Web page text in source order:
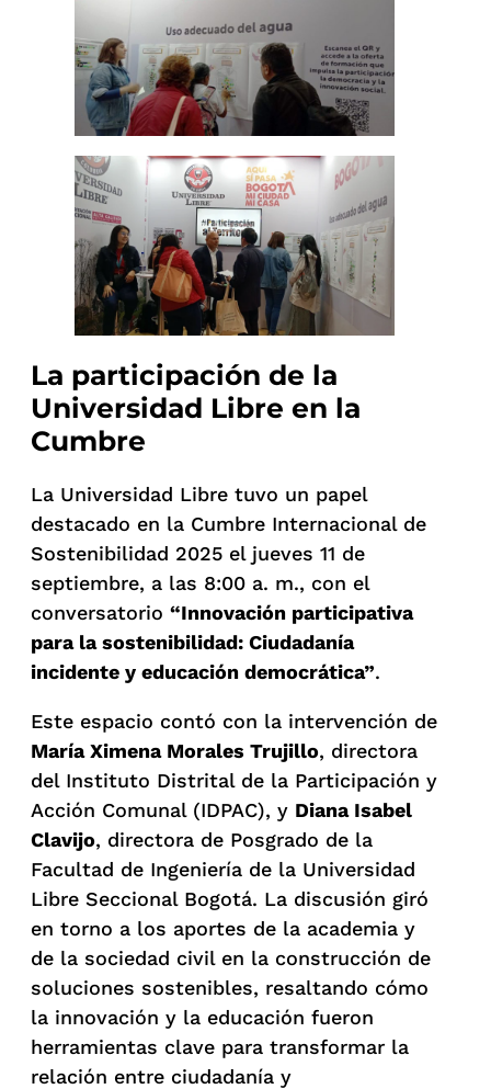
La participación de la
Universidad Libre en la
Cumbre
La Universidad Libre tuvo un papel
destacado en la Cumbre Internacional de
Sostenibilidad 2025 el jueves 11 de
septiembre, a las 8:00 a. m., con el
conversatorio “Innovación participativa
para la sostenibilidad: Ciudadanía
incidente y educación democrática”.
Este espacio contó con la intervención de
María Ximena Morales Trujillo, directora
del Instituto Distrital de la Participación y
Acción Comunal (IDPAC), y Diana Isabel
Clavijo, directora de Posgrado de la
Facultad de Ingeniería de la Universidad
Libre Seccional Bogotá. La discusión giró
en torno a los aportes de la academia y
de la sociedad civil en la construcción de
soluciones sostenibles, resaltando cómo
la innovación y la educación fueron
herramientas clave para transformar la
relación entre ciudadanía y